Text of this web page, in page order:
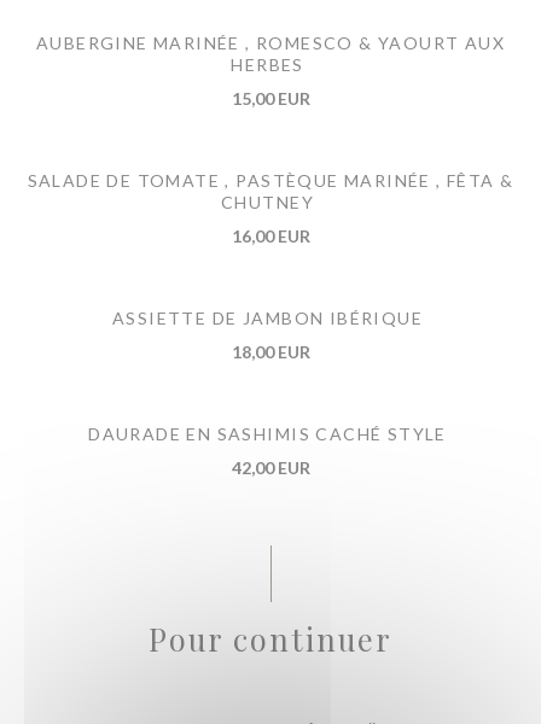
AUBERGINE MARINÉE , ROMESCO & YAOURT AUX
HERBES
15,00 EUR
SALADE DE TOMATE , PASTÈQUE MARINÉE , FÊTA &
CHUTNEY
16,00 EUR
ASSIETTE DE JAMBON IBÉRIQUE
18,00 EUR
DAURADE EN SASHIMIS CACHÉ STYLE
42,00 EUR
Pour continuer